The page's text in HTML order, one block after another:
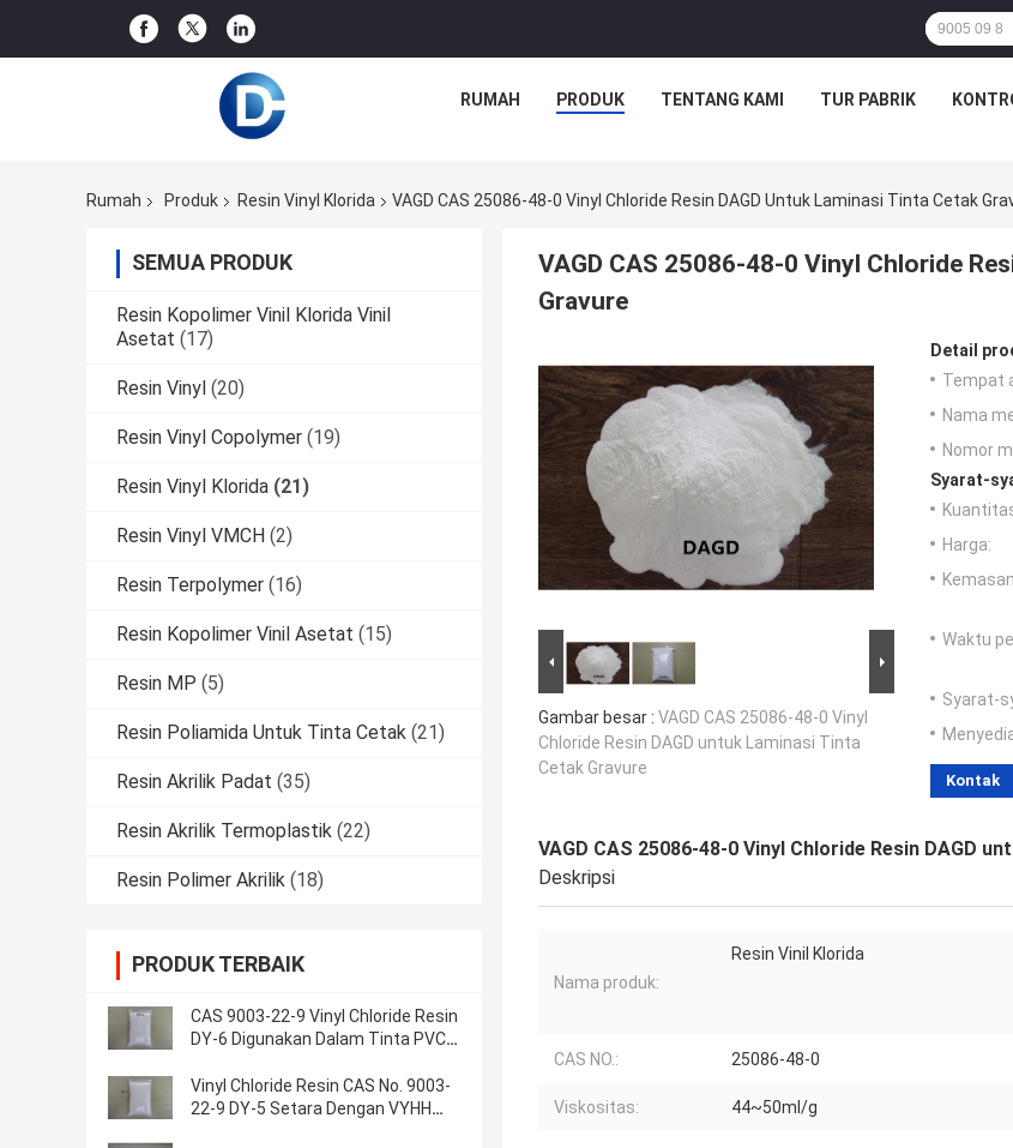
RUMAH PRODUK TENTANG KAMI TUR PABRIK
Rumah Produk Resin Vinyl Klorida VAGD CAS 25086-48-0 Vinyl Chloride Resin DAGD Untuk Laminasi Tinta Cetak
SEMUA PRODUK
Resin Kopolimer Vinil Klorida Vinil
Asetat (17)
Resin Vinyl (20)
Resin Vinyl Copolymer (19)
Resin Vinyl Klorida (21)
Resin Vinyl VMCH (2)
Resin Terpolymer (16)
Resin Kopolimer Vinil Asetat (15)
Resin MP (5)
Resin Poliamida Untuk Tinta Cetak (21)
Resin Akrilik Padat (35)
Resin Akrilik Termoplastik (22)
Resin Polimer Akrilik (18)
PRODUK TERBAIK
CAS 9003-22-9 Vinyl Chloride Resin
DY-6 Digunakan Dalam Tinta PVC
Vinyl Chloride Resin CAS No. 9003-
22-9 DY-5 Setara Dengan VYHH
VAGD CAS 25086-48-0 Vinyl Chloride
Gravure
Gambar besar : VAGD CAS 25086-48-0 Vinyl
Chloride Resin DAGD untuk Laminasi Tinta
Cetak Gravure
Detail
Tempat
Nama
Nomor
Syarat-
Harga:
Waktu
Syarat-
Kontak
VAGD CAS 25086-48-0 Vinyl Chloride Resin DAGD
Deskripsi
Nama produk:
Resin Vinil Klorida
CAS NO.: 25086-48-0
Viskositas: 44~50ml/g